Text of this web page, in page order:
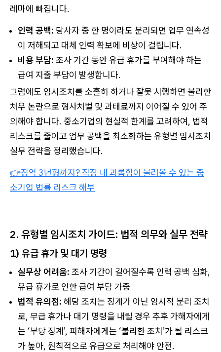
레마에 빠집니다.
인력 공백: 당사자 중 한 명이라도 분리되면 업무 연속성
이 저해되고 대체 인력 확보에 비상이 걸립니다.
비용 부담: 조사 기간 동안 유급 휴가를 부여해야 하는
급여 지출 부담이 발생합니다.
그럼에도 임시조치를 소홀히 하거나 잘못 시행하면 불리한
처우 논란으로 형사처벌 및 과태료까지 이어질 수 있어 주
의해야 합니다. 중소기업의 현실적 한계를 고려하여, 법적
리스크를 줄이고 업무 공백을 최소화하는 유형별 임시조치
실무 전략을 정리했습니다.
👉징역 3년형까지? 직장 내 괴롭힘이 불러올 수 있는 중
소기업 법률 리스크 해부
2. 유형별 임시조치 가이드: 법적 의무와 실무 전략
1) 유급 휴가 및 대기 명령
실무상 어려움: 조사 기간이 길어질수록 인력 공백 심화,
유급 휴가로 인한 급여 부담 가중
법적 유의점: 해당 조치는 징계가 아닌 임시적 분리 조치
로, 무급 휴가나 대기 명령을 내릴 경우 추후 가해자에게
는 ‘부당 징계’, 피해자에게는 ‘불리한 조치’가 될 리스크
가 높아, 원칙적으로 유급으로 처리해야 안전.